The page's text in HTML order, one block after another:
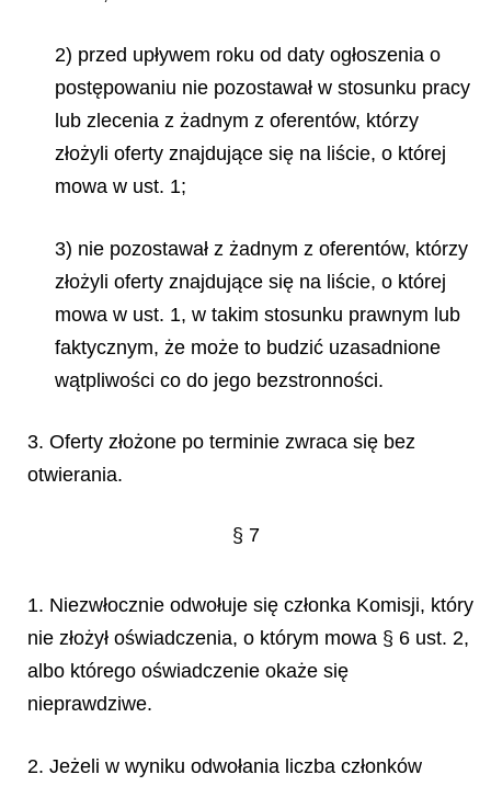
2) przed upływem roku od daty ogłoszenia o
postępowaniu nie pozostawał w stosunku pracy
lub zlecenia z żadnym z oferentów, którzy
złożyli oferty znajdujące się na liście, o której
mowa w ust. 1;
3) nie pozostawał z żadnym z oferentów, którzy
złożyli oferty znajdujące się na liście, o której
mowa w ust. 1, w takim stosunku prawnym lub
faktycznym, że może to budzić uzasadnione
wątpliwości co do jego bezstronności.
3. Oferty złożone po terminie zwraca się bez
otwierania.
§ 7
1. Niezwłocznie odwołuje się członka Komisji, który
nie złożył oświadczenia, o którym mowa § 6 ust. 2,
albo którego oświadczenie okaże się
nieprawdziwe.
2. Jeżeli w wyniku odwołania liczba członków